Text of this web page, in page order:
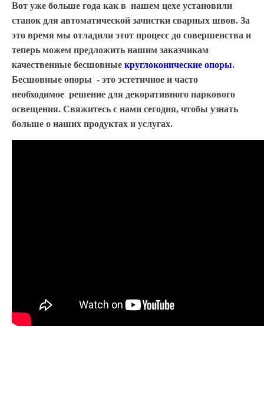
Мачты связи
Вот уже больше года как в нашем цехе установили
станок для автоматической зачистки сварных швов. За
это время мы отладили этот процесс до совершенства и
теперь можем предложить нашим заказчикам
качественные бесшовные круглоконические опоры.
Бесшовные опоры - это эстетичное и часто
необходимое решение для декоративного паркового
освещения. Свяжитесь с нами сегодня, чтобы узнать
больше о наших продуктах и услугах.